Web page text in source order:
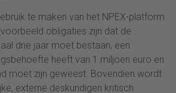
te maken van het NPEX-platform
obligaties zijn dat de
drie jaar moet bestaan, een
heeft van 1 miljoen euro en
moet zijn geweest. Bovendien wordt
externe deskundigen kritisch